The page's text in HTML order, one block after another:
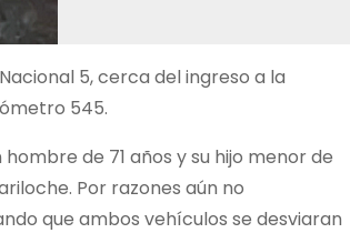
5, cerca del ingreso a la
545.
de 71 años y su hijo menor de
Por razones aún no
que ambos vehículos se desviaran